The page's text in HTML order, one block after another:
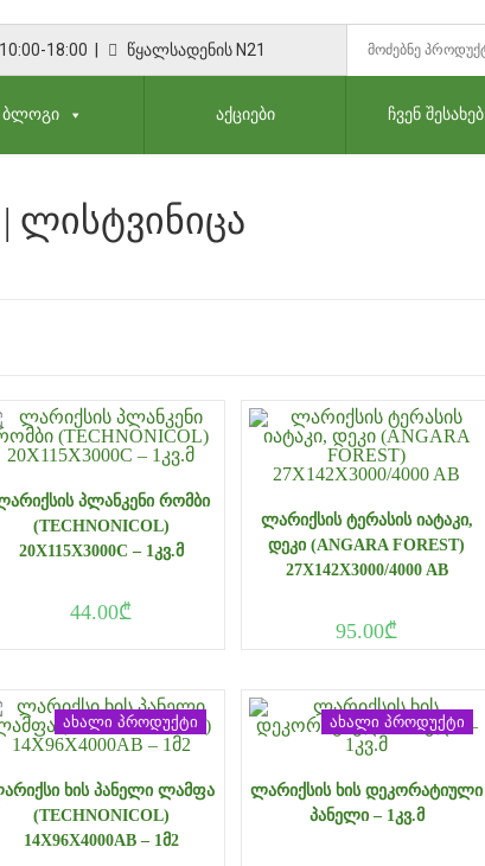
10:00-18:00 | წყალსადენის N21
ᲑᲚᲝᲒᲘ ᲐᲥᲪᲘᲔᲑᲘ ᲩᲕᲔᲜ ᲨᲔᲡᲐᲮᲔᲑ
ᲚᲘᲡᲢᲕᲘᲜᲘᲪᲐ
ᲞᲚᲐᲜᲙᲔᲜᲘ ᲠᲝᲛᲑᲘ
(TECHNONICOL)
20X115X3000C – 1ᲙᲕ.Მ
44.00₾
ᲚᲐᲠᲘᲥᲡᲘᲡ ᲢᲔᲠᲐᲡᲘᲡ ᲘᲐᲢᲐᲙᲘ,
ᲓᲔᲙᲘ (ANGARA FOREST)
27X142X3000/4000 AB
95.00₾
ახალი პროდუქტი
ᲮᲘᲡ ᲞᲐᲜᲔᲚᲘ ᲚᲐᲛᲤᲐ
(TECHNONICOL)
14X96X4000AB – 1Მ2
ახალი პროდუქტი
ᲚᲐᲠᲘᲥᲡᲘᲡ ᲮᲘᲡ ᲓᲔᲙᲝᲠᲐᲢᲘᲣᲚᲘ
ᲞᲐᲜᲔᲚᲘ – 1ᲙᲕ.Მ